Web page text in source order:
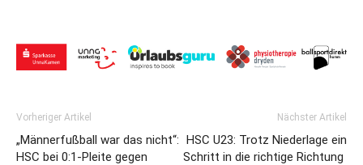
Vorheriger Artikel
„Männerfußball war das nicht“:
HSC bei 0:1-Pleite gegen
Nächster Artikel
HSC U23: Trotz Niederlage ein
Schritt in die richtige Richtung